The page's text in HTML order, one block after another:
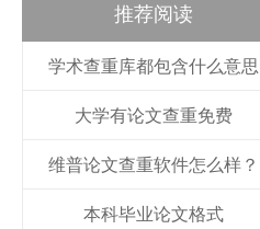
推荐阅读
学术查重库都包含什么意思
大学有论文查重免费
维普论文查重软件怎么样？
本科毕业论文格式